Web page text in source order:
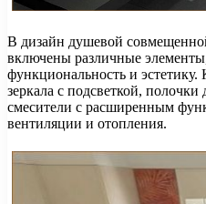
В дизайн душевой
включены различные
функциональность и эстетику.
зеркала с подсветкой,
смесители с расширенным
вентиляции и отопления.